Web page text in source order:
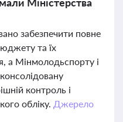
забезпечити повне
та їх
а Мінмолодьспорту і
контроль і
обліку. Джерело